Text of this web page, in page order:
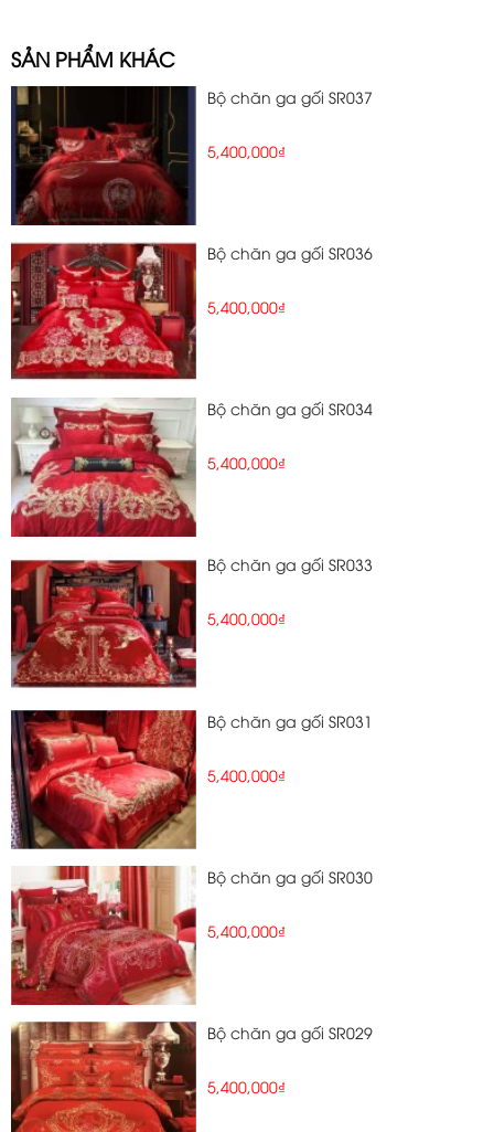
SẢN PHẨM KHÁC
Bộ chăn ga gối SR037
5,400,000₫
Bộ chăn ga gối SR036
5,400,000₫
Bộ chăn ga gối SR034
5,400,000₫
Bộ chăn ga gối SR033
5,400,000₫
Bộ chăn ga gối SR031
5,400,000₫
Bộ chăn ga gối SR030
5,400,000₫
Bộ chăn ga gối SR029
5,400,000₫